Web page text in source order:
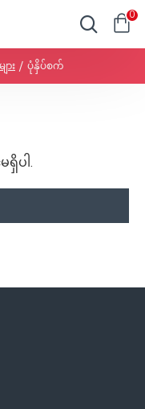
0
ား ပုံနှိပ်စက်
ပါ.